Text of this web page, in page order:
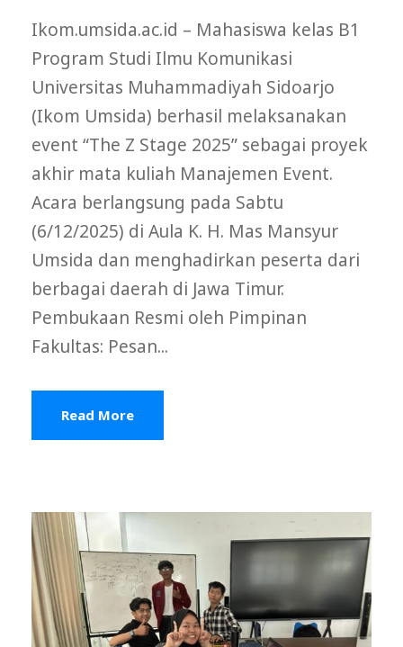
Ikom.umsida.ac.id – Mahasiswa kelas B1
Program Studi Ilmu Komunikasi
Universitas Muhammadiyah Sidoarjo
(Ikom Umsida) berhasil melaksanakan
event “The Z Stage 2025” sebagai proyek
akhir mata kuliah Manajemen Event.
Acara berlangsung pada Sabtu
(6/12/2025) di Aula K. H. Mas Mansyur
Umsida dan menghadirkan peserta dari
berbagai daerah di Jawa Timur.
Pembukaan Resmi oleh Pimpinan
Fakultas: Pesan...
Read More